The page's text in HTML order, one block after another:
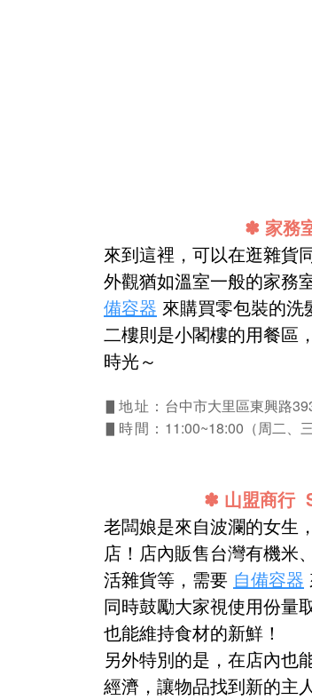
✽ 家務
來到這裡，可以在逛雜貨
外觀猶如溫室一般的家務
備容器 來購買零包裝的洗
二樓則是小閣樓的用餐區
時光～
▋地址： 台中市大里區東興路
▋時間： 11:00~18:00（周二、
✽ 山盟商行
老闆娘是來自波瀾的女生
店！店內販售台灣有機米
活雜貨等，需要 自備容器
同時鼓勵大家視使用份量
也能維持食材的新鮮！
另外特別的是，在店內也
經濟，讓物品找到新的主